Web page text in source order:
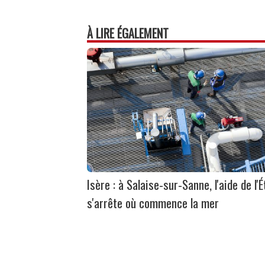
À LIRE ÉGALEMENT
Isère : à Salaise-sur-Sanne, l'aide de
s'arrête où commence la mer